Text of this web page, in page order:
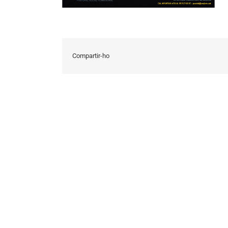
Compartir-ho